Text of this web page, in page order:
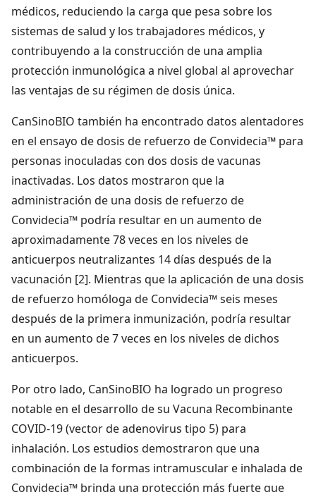
médicos, reduciendo la carga que pesa sobre los
sistemas de salud y los trabajadores médicos, y
contribuyendo a la construcción de una amplia
protección inmunológica a nivel global al aprovechar
las ventajas de su régimen de dosis única.
CanSinoBIO también ha encontrado datos alentadores
en el ensayo de dosis de refuerzo de Convidecia™ para
personas inoculadas con dos dosis de vacunas
inactivadas. Los datos mostraron que la
administración de una dosis de refuerzo de
Convidecia™ podría resultar en un aumento de
aproximadamente 78 veces en los niveles de
anticuerpos neutralizantes 14 días después de la
vacunación [2]. Mientras que la aplicación de una dosis
de refuerzo homóloga de Convidecia™ seis meses
después de la primera inmunización, podría resultar
en un aumento de 7 veces en los niveles de dichos
anticuerpos.
Por otro lado, CanSinoBIO ha logrado un progreso
notable en el desarrollo de su Vacuna Recombinante
COVID-19 (vector de adenovirus tipo 5) para
inhalación. Los estudios demostraron que una
combinación de la formas intramuscular e inhalada de
Convidecia™ brinda una protección más fuerte que